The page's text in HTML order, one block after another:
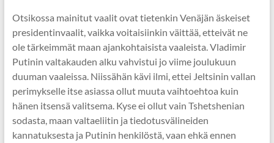
Otsikossa mainitut vaalit ovat tietenkin Venäjän äskeiset
presidentinvaalit, vaikka voitaisiinkin väittää, etteivät ne
ole tärkeimmät maan ajankohtaisista vaaleista. Vladimir
Putinin valtakauden alku vahvistui jo viime joulukuun
duuman vaaleissa. Niissähän kävi ilmi, ettei Jeltsinin vallan
perimykselle itse asiassa ollut muuta vaihtoehtoa kuin
hänen itsensä valitsema. Kyse ei ollut vain Tshetshenian
sodasta, maan valtaeliitin ja tiedotusvälineiden
kannatuksesta ja Putinin henkilöstä, vaan ehkä ennen